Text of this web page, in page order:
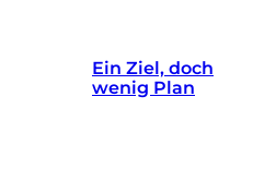
Ein Ziel, doch
wenig Plan